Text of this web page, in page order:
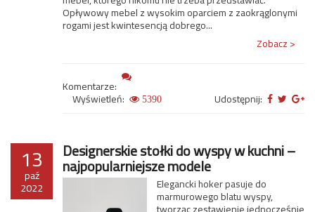
Opływowy mebel z wysokim oparciem z zaokrąglonymi
rogami jest kwintesencją dobrego...
Zobacz >
Komentarze:
Wyświetleń: 5390 Udostępnij:
13
paź
2022
Designerskie stołki do wyspy w kuchni –
najpopularniejsze modele
Elegancki hoker pasuje do
marmurowego blatu wyspy,